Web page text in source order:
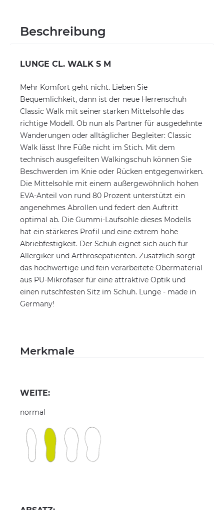
Beschreibung
LUNGE CL. WALK S M
Mehr Komfort geht nicht. Lieben Sie
Bequemlichkeit, dann ist der neue Herrenschuh
Classic Walk mit seiner starken Mittelsohle das
richtige Modell. Ob nun als Partner für ausgedehnte
Wanderungen oder alltäglicher Begleiter: Classic
Walk lässt Ihre Füße nicht im Stich. Mit dem
technisch ausgefeilten Walkingschuh können Sie
Beschwerden im Knie oder Rücken entgegenwirken.
Die Mittelsohle mit einem außergewöhnlich hohen
EVA-Anteil von rund 80 Prozent unterstützt ein
angenehmes Abrollen und federt den Auftritt
optimal ab. Die Gummi-Laufsohle dieses Modells
hat ein stärkeres Profil und eine extrem hohe
Abriebfestigkeit. Der Schuh eignet sich auch für
Allergiker und Arthrosepatienten. Zusätzlich sorgt
das hochwertige und fein verarbeitete Obermaterial
aus PU-Mikrofaser für eine attraktive Optik und
einen rutschfesten Sitz im Schuh. Lunge - made in
Germany!
Merkmale
WEITE:
normal